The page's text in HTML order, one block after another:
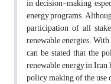
in decision-making,
energy programs.
participation of all
renewable energies.
can be stated that the
renewable energy in
policy making of the use